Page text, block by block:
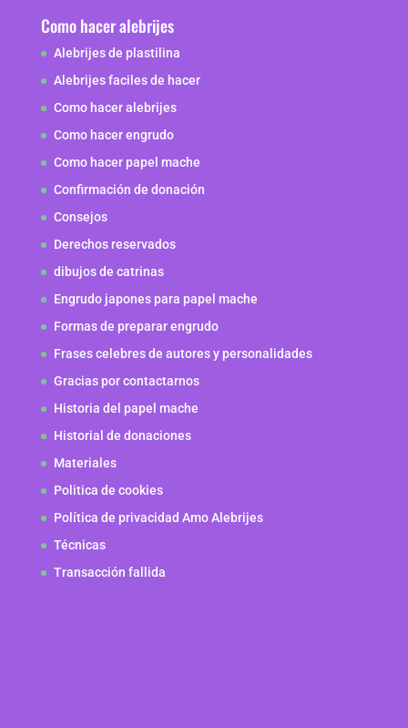
Como hacer alebrijes
Alebrijes de plastilina
Alebrijes faciles de hacer
Como hacer alebrijes
Como hacer engrudo
Como hacer papel mache
Confirmación de donación
Consejos
Derechos reservados
dibujos de catrinas
Engrudo japones para papel mache
Formas de preparar engrudo
Frases celebres de autores y personalidades
Gracias por contactarnos
Historia del papel mache
Historial de donaciones
Materiales
Politica de cookies
Política de privacidad Amo Alebrijes
Técnicas
Transacción fallida